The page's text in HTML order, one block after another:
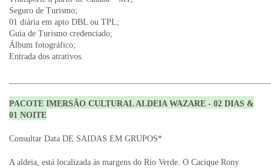
Seguro de Turismo;
01 diária em apto DBL ou TPL;
Guia de Turismo credenciado;
Álbum fotográfico;
Entrada dos atrativos.
PACOTE IMERSÃO CULTURAL ALDEIA WAZARE - 02 DIAS &
01 NOITE
Consultar Data DE SAIDAS EM GRUPOS*
A aldeia, está localizada às margens do Rio Verde. O Cacique Rony